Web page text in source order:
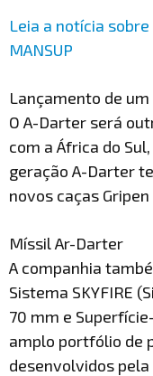
Leia a notícia
MANSUP
Lançamento de um
O A-Darter será
com a África do
geração A-Darter
novos caças
Míssil Ar-Darter
A companhia
Sistema SKYFIRE
70 mm e
amplo portfólio de
desenvolvidos